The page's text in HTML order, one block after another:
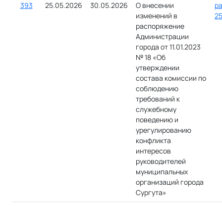
393 25.05.2026 30.05.2026
О внесении
изменений в
распоряжение
Администрации
города от 11.01.2023
№ 18 «Об
утверждении
состава комиссии по
соблюдению
требований к
служебному
поведению и
урегулированию
конфликта
интересов
руководителей
муниципальных
организаций города
Сургута»